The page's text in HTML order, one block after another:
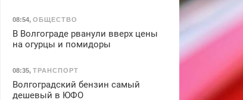
08:54, ОБЩЕСТВО
В Волгограде рванули вверх цены
на огурцы и помидоры
08:35, ТРАНСПОРТ
Волгоградский бензин самый
дешевый в ЮФО